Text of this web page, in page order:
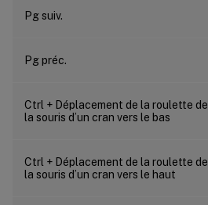
Pg suiv.
Pg préc.
Ctrl + Déplacement de la roulette de
la souris d’un cran vers le bas
Ctrl + Déplacement de la roulette de
la souris d’un cran vers le haut